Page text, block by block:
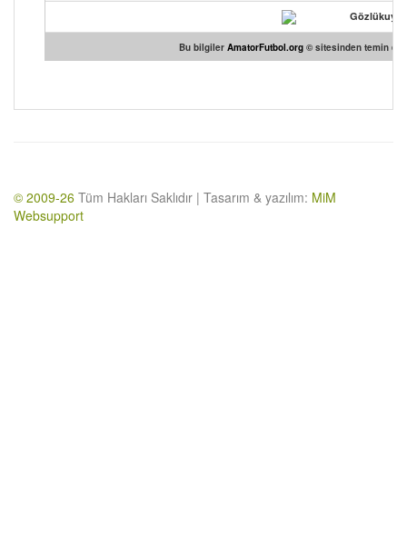
Bu bilgiler AmatorFutbol.org © sitesinden temin
© 2009-26 Tüm Hakları Saklıdır | Tasarım & yazılım: MiM
Websupport